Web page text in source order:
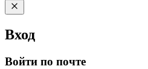
Вход
Войти по почте